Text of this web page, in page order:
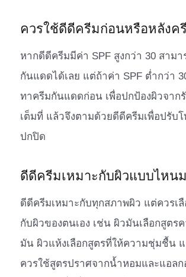
ควรใช้ดีดีครีมก่อนหรือหลังค
หากดีดีครีมมีค่า SPF สูงกว่า 30 สาม
กันแดดได้เลย แต่ถ้าค่า SPF ต่ำกว่า
ทาครีมกันแดดก่อน เพื่อปกป้องผิวจากรั
เต็มที่ แล้วจึงตามด้วยดีดีครีมเพื่อปรับ
ปกปิด
ดีดีครีมเหมาะกับผิวแบบไหน
ดีดีครีมเหมาะกับทุกสภาพผิว แต่ควรเลื
กับผิวของตนเอง เช่น ผิวมันเลือกสูตร
มัน ผิวแห้งเลือกสูตรที่ให้ความชุ่มชื้น
ควรใช้สูตรปราศจากน้ำหอมและแอลก